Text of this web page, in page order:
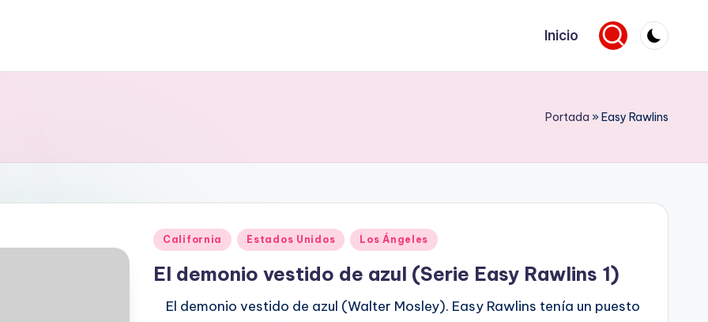
Inicio
Portada »Easy Rawlins
Publicado
California Estados Unidos Los Ángeles
El demonio vestido de azul (Serie Easy Rawlins 1)
El demonio vestido de azul (Walter Mosley). Easy Rawlins tenía un puesto